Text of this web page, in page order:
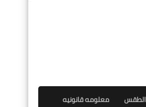
الطقس معلومه قانونيه